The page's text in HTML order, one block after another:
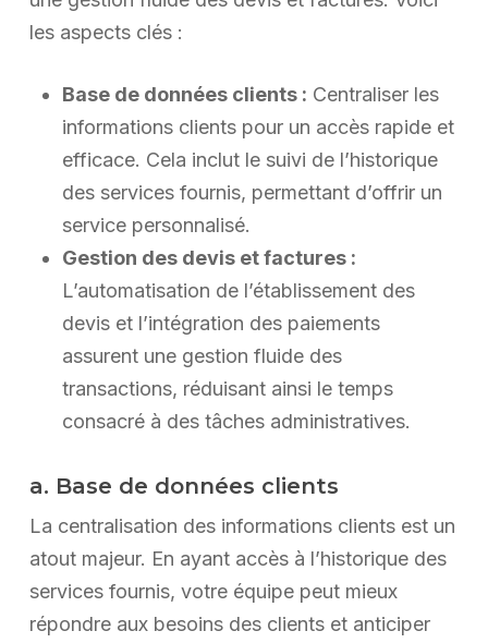
les aspects clés :
Base de données clients : Centraliser les
informations clients pour un accès rapide et
efficace. Cela inclut le suivi de l’historique
des services fournis, permettant d’offrir un
service personnalisé.
Gestion des devis et factures :
L’automatisation de l’établissement des
devis et l’intégration des paiements
assurent une gestion fluide des
transactions, réduisant ainsi le temps
consacré à des tâches administratives.
a. Base de données clients
La centralisation des informations clients est un
atout majeur. En ayant accès à l’historique des
services fournis, votre équipe peut mieux
répondre aux besoins des clients et anticiper